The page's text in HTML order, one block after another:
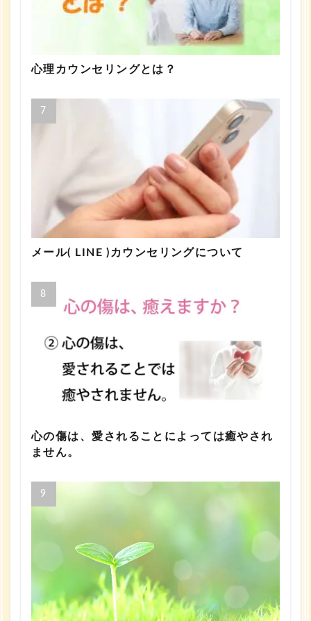
心理カウンセリングとは？
メール( LINE )カウンセリングについて
心の傷は、愛されることによっては癒やされ
ません。